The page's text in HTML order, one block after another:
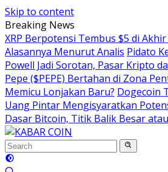
Skip to content
Breaking News
XRP Berpotensi Tembus $5 di
Alasannya Menurut Analis Pidato
Powell Jadi Sorotan, Pasar Kripto
Pepe ($PEPE) Bertahan di Zona
Memicu Lonjakan Baru? Dogecoin
Uang Pintar Mengisyaratkan
Dasar Bitcoin, Titik Balik Besar